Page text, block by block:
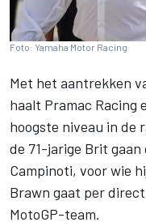
Foto: Yamaha Motor Racing
Met het aantrekken
haalt Pramac Racing
hoogste niveau in de
de 71-jarige Brit gaan
Campinoti, voor wie
Brawn gaat per
MotoGP-team.